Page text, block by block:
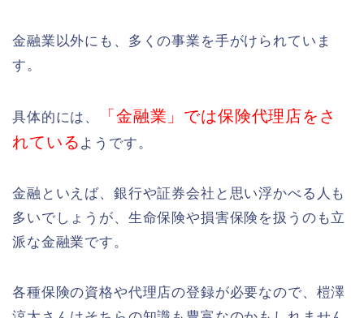
金融業以外にも、多くの事業を手がけられていま
す。
具体的には、
「金融業」では保険代理店をさ
れている ようです。
金融といえば、銀行や証券会社と思い浮かべる人も
多いでしょうが、生命保険や損害保険を扱うのも立
派な金融業です。
各種保険の資格や代理店の登録が必要なので、榿澤